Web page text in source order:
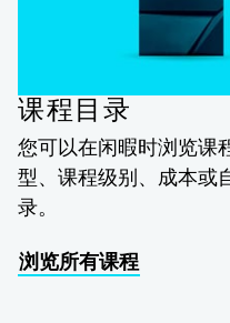
课程目录
您可以在闲暇时浏览课
型、课程级别、成本或
录。
浏览所有课程